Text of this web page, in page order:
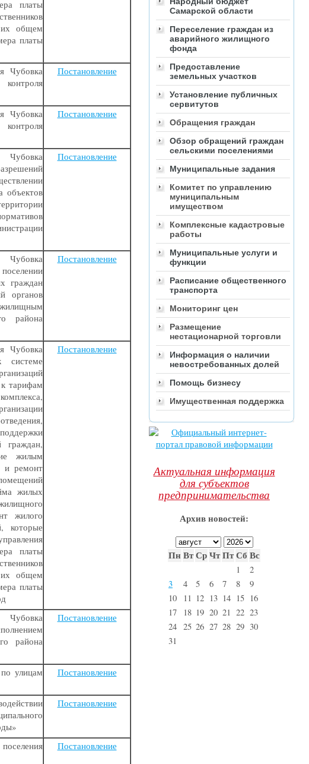
платы
их общем
платы
Чубовка
Постановление
Чубовка
Постановление
Чубовка
объектов
Постановление
Чубовка
граждан
органов
района
Постановление
Чубовка
системе
тарифам
граждан,
жилым
и ремонт
жилых
жилого
которые
платы
их общем
платы
Постановление
Чубовка
района
Постановление
улицам
Постановление
Постановление
Постановление
Самарской области
Переселение граждан из
аварийного жилищного
фонда
Предоставление
земельных участков
Установление публичных
сервитутов
Обращения граждан
Обзор обращений граждан
сельскими поселениями
Муниципальные задания
Комитет по управлению
муниципальным
имуществом
Комплексные кадастровые
работы
Муниципальные услуги и
функции
Расписание общественного
транспорта
Мониторинг цен
Размещение
нестационарной торговли
Информация о наличии
невостребованных долей
Помощь бизнесу
Имущественная поддержка
Актуальная информация
для субъектов
предпринимательства
Архив новостей:
Пн ВтСрЧтПтСб Вс
1
2
3
4 5 6 7 8
9
10
11 12 13 14 15 16
17
18 19 20 21 22 23
24 25 26 27 28 29 30
31